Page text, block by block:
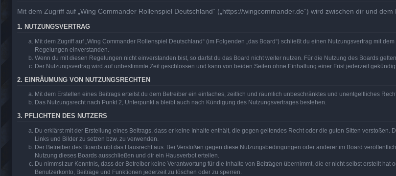
Mit dem Zugriff auf „Wing Commander Rollenspiel Deutschland“ („https://wingcommander.de“) wird zwischen dir und
1. NUTZUNGSVERTRAG
Mit dem Zugriff auf „Wing Commander Rollenspiel Deutschland“ (im Folgenden „das Board“) schließt du einen Nutzungsvertrag mit
Regelungen einverstanden.
Wenn du mit diesen Regelungen nicht einverstanden bist, so darfst du das Board nicht weiter nutzen. Für die Nutzung des Boards
Der Nutzungsvertrag wird auf unbestimmte Zeit geschlossen und kann von beiden Seiten ohne Einhaltung einer Frist jederzeit
2. EINRÄUMUNG VON NUTZUNGSRECHTEN
Mit dem Erstellen eines Beitrags erteilst du dem Betreiber ein einfaches, zeitlich und räumlich unbeschränktes und unentgeltliches
Das Nutzungsrecht nach Punkt 2, Unterpunkt a bleibt auch nach Kündigung des Nutzungsvertrages bestehen.
3. PFLICHTEN DES NUTZERS
Du erklärst mit der Erstellung eines Beitrags, dass er keine Inhalte enthält, die gegen geltendes Recht oder die guten Sitten
Links und Bilder zu setzen bzw. zu verwenden.
Der Betreiber des Boards übt das Hausrecht aus. Bei Verstößen gegen diese Nutzungsbedingungen oder anderer im Board
Nutzung dieses Boards ausschließen und dir ein Hausverbot erteilen.
Du nimmst zur Kenntnis, dass der Betreiber keine Verantwortung für die Inhalte von Beiträgen übernimmt, die er nicht selbst erstellt
Benutzerkonto, Beiträge und Funktionen jederzeit zu löschen oder zu sperren.